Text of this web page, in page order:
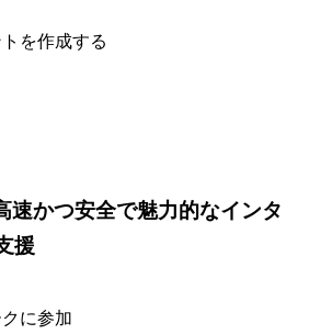
を作成する
速かつ安全で魅力的なインタ
援
に参加